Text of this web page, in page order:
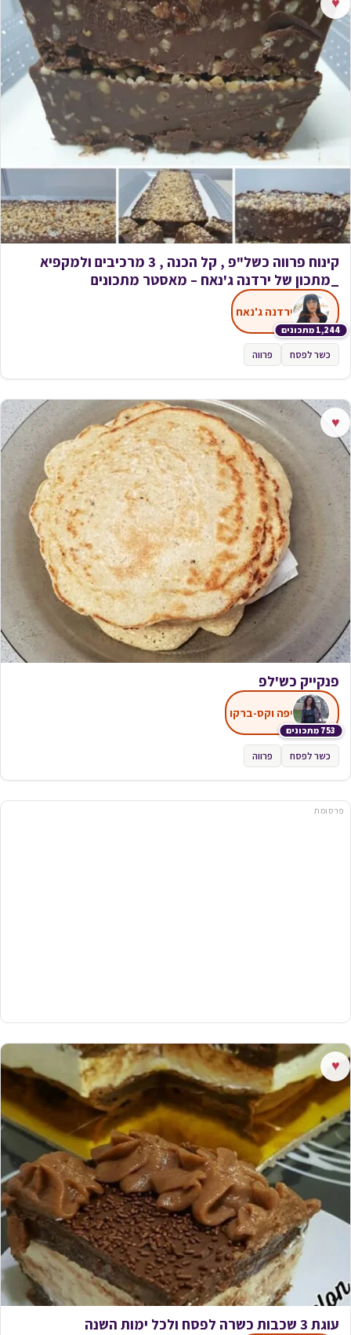
♥
קינוח פרווה כשל"פ , קל הכנה , 3 מרכיבים ולמקפיא
_מתכון של ירדנה ג'נאח – מאסטר מתכונים
1,244 מתכונים
ירדנה ג'נאח
כשר לפסח פרווה
♥
פנקייק כש'לפ
753 מתכונים
יפה וקס-ברקו
כשר לפסח פרווה
פרסומת
♥
עוגת 3 שכבות כשרה לפסח ולכל ימות השנה